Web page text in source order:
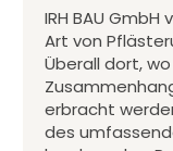
IRH BAU
Art von
Überall dort,
erbracht
des